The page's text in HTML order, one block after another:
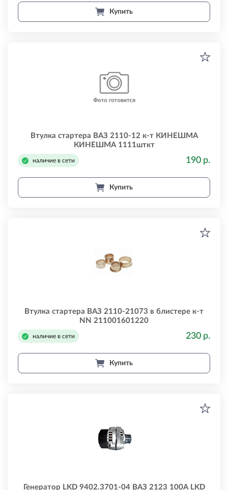
Купить
Втулка стартера ВАЗ 2110-12 к-т КИНЕШМА
КИНЕШМА 1111шткт
наличие в сети 190 р.
Купить
Втулка стартера ВАЗ 2110-21073 в блистере к-т
NN 211001601220
наличие в сети 230 р.
Купить
Генератор LKD 9402.3701-04 ВАЗ 2123 100А LKD